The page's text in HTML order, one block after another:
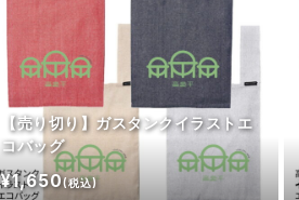
【売り切り】ガスタンクイラストエ
コバッグ
¥1,650(税込)